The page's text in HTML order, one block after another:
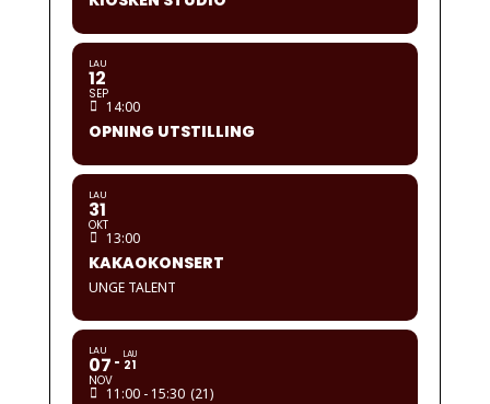
LAU
12
SEP
14:00
OPNING UTSTILLING
LAU
31
OKT
13:00
KAKAOKONSERT
UNGE TALENT
LAU
07
NOV
LAU
21
11:00 - 15:30 (21)